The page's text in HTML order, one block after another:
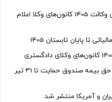
زمان قطعی و رسمی برگزاری آزمون وکالت 1405 کانون‌های وکلا اعلام
تا پایان تابستان 1405
خبر مهم برای وکلا: مهلت پرداخت حق بیمه صندوق حمایت تا ۳۱ تیر
و آمریکا منتشر شد.